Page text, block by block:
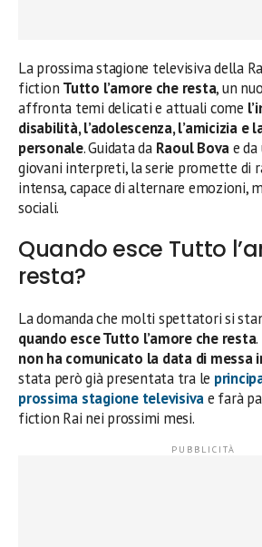
La prossima stagione televisiva della
fiction Tutto l’amore che resta, un
affronta temi delicati e attuali come
disabilità, l’adolescenza, l’amicizia e
personale. Guidata da Raoul Bovae
giovani interpreti, la serie promette di
intensa, capace di alternare emozioni,
sociali.
Quando esce Tutto
resta?
La domanda che molti spettatori si
quando esce Tutto l’amore che resta
non ha comunicato la data di messa
stata però già presentata tra le
prossima stagione televisivae farà
fiction Rai nei prossimi mesi.